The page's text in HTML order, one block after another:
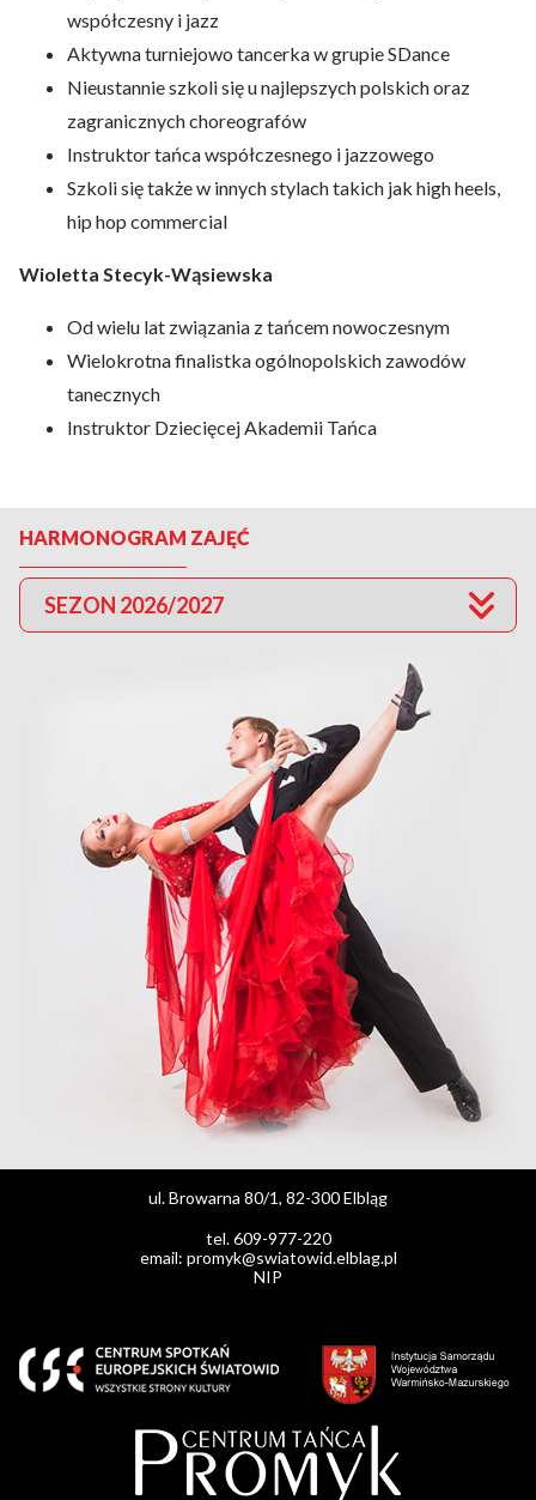
współczesny i jazz
Aktywna turniejowo tancerka w grupie SDance
Nieustannie szkoli się u najlepszych polskich oraz
zagranicznych choreografów
Instruktor tańca współczesnego i jazzowego
Szkoli się także w innych stylach takich jak high heels,
hip hop commercial
Wioletta Stecyk-Wąsiewska
Od wielu lat związania z tańcem nowoczesnym
Wielokrotna finalistka ogólnopolskich zawodów
tanecznych
Instruktor Dziecięcej Akademii Tańca
HARMONOGRAM ZAJĘĆ
SEZON 2026/2027
ul. Browarna 80/1, 82-300 Elbląg
tel. 609-977-220
email: promyk@swiatowid.elblag.pl
NIP